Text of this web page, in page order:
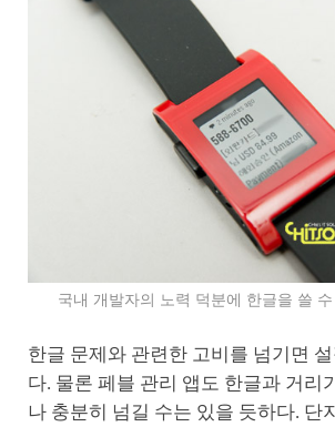
국내 개발자의 노력 덕분에 한글을 쓸
한글 문제와 관련한 고비를 넘기면
다. 물론 페블 관리 앱도 한글과 거리
나 충분히 넘길 수는 있을 듯하다. 단